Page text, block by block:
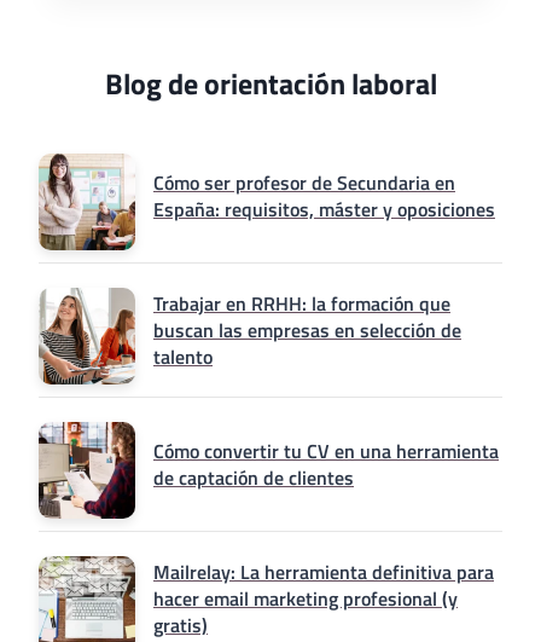
Blog de orientación laboral
Cómo ser profesor de Secundaria en
España: requisitos, máster y oposiciones
Trabajar en RRHH: la formación que
buscan las empresas en selección de
talento
Cómo convertir tu CV en una herramienta
de captación de clientes
Mailrelay: La herramienta definitiva para
hacer email marketing profesional (y
gratis)